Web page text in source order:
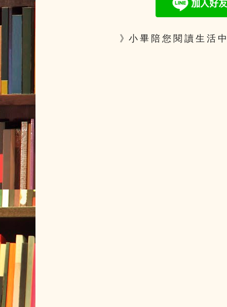
》小 畢 陪 您 閱 讀 生 活